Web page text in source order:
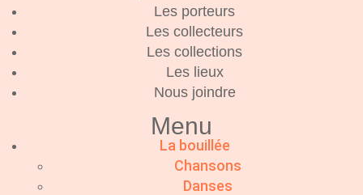
Les porteurs
Les collecteurs
Les collections
Les lieux
Nous joindre
Menu
La bouillée
Chansons
Danses